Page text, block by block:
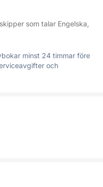
som talar Engelska,
minst 24 timmar före
och